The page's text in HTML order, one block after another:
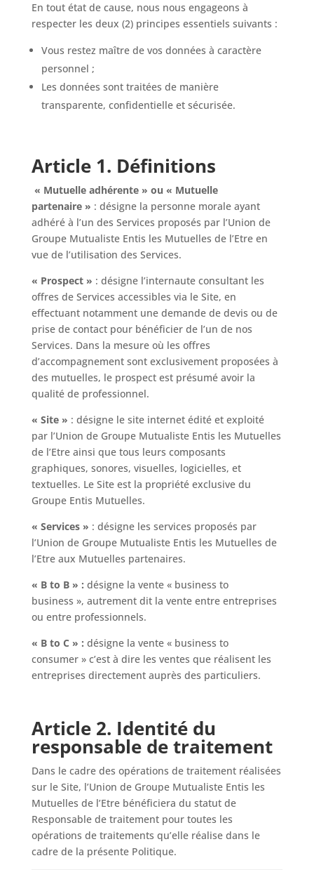
En tout état de cause, nous nous engageons à
respecter les deux (2) principes essentiels suivants :
Vous restez maître de vos données à caractère
personnel ;
Les données sont traitées de manière
transparente, confidentielle et sécurisée.
Article 1. Définitions
« Mutuelle adhérente » ou « Mutuelle
partenaire » : désigne la personne morale ayant
adhéré à l’un des Services proposés par l’Union de
Groupe Mutualiste Entis les Mutuelles de l’Etre en
vue de l’utilisation des Services.
« Prospect » : désigne l’internaute consultant les
offres de Services accessibles via le Site, en
effectuant notamment une demande de devis ou de
prise de contact pour bénéficier de l’un de nos
Services. Dans la mesure où les offres
d’accompagnement sont exclusivement proposées à
des mutuelles, le prospect est présumé avoir la
qualité de professionnel.
« Site » : désigne le site internet édité et exploité
par l’Union de Groupe Mutualiste Entis les Mutuelles
de l’Etre ainsi que tous leurs composants
graphiques, sonores, visuelles, logicielles, et
textuelles. Le Site est la propriété exclusive du
Groupe Entis Mutuelles.
« Services » : désigne les services proposés par
l’Union de Groupe Mutualiste Entis les Mutuelles de
l’Etre aux Mutuelles partenaires.
« B to B » : désigne la vente « business to
business », autrement dit la vente entre entreprises
ou entre professionnels.
« B to C » : désigne la vente « business to
consumer » c’est à dire les ventes que réalisent les
entreprises directement auprès des particuliers.
Article 2. Identité du
responsable de traitement
Dans le cadre des opérations de traitement réalisées
sur le Site, l’Union de Groupe Mutualiste Entis les
Mutuelles de l’Etre bénéficiera du statut de
Responsable de traitement pour toutes les
opérations de traitements qu’elle réalise dans le
cadre de la présente Politique.